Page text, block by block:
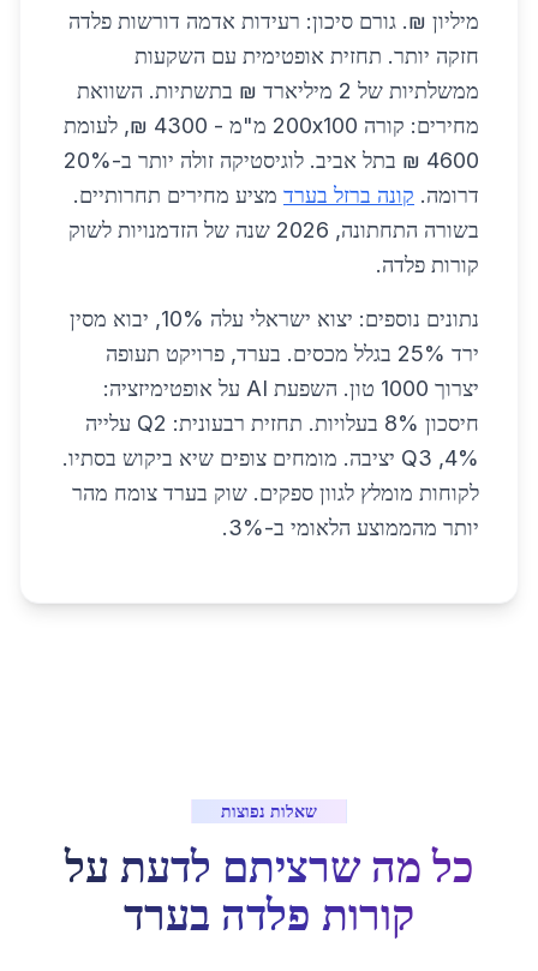
מיליון ₪. גורם סיכון: רעידות אדמה דורשות פלדה
חזקה יותר. תחזית אופטימית עם השקעות
ממשלתיות של 2 מיליארד ₪ בתשתיות. השוואת
מחירים: קורה 200x100 מ"מ - 4300 ₪, לעומת
4600 ₪ בתל אביב. לוגיסטיקה זולה יותר ב-20%
דרומה. קונה ברזל בערד מציע מחירים תחרותיים.
בשורה התחתונה, 2026 שנה של הזדמנויות לשוק
קורות פלדה.
נתונים נוספים: יצוא ישראלי עלה 10%, יבוא מסין
ירד 25% בגלל מכסים. בערד, פרויקט תעופה
יצרוך 1000 טון. השפעת AI על אופטימיזציה:
חיסכון 8% בעלויות. תחזית רבעונית: Q2 עלייה
4%, Q3 יציבה. מומחים צופים שיא ביקוש בסתיו.
לקוחות מומלץ לגוון ספקים. שוק בערד צומח מהר
יותר מהממוצע הלאומי ב-3%.
שאלות נפוצות
כל מה שרציתם לדעת על
קורות פלדה בערד